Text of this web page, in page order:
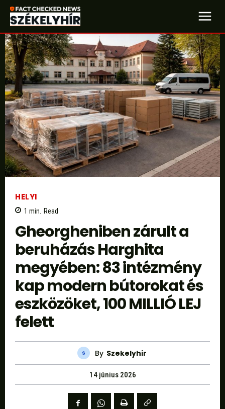
HELYI
1 min. Read
Gheorgheniben zárult a
beruházás Harghita
megyében: 83 intézmény
kap modern bútorokat és
eszközöket, 100 MILLIÓ LEJ
felett
By Szekelyhir
14 június 2026